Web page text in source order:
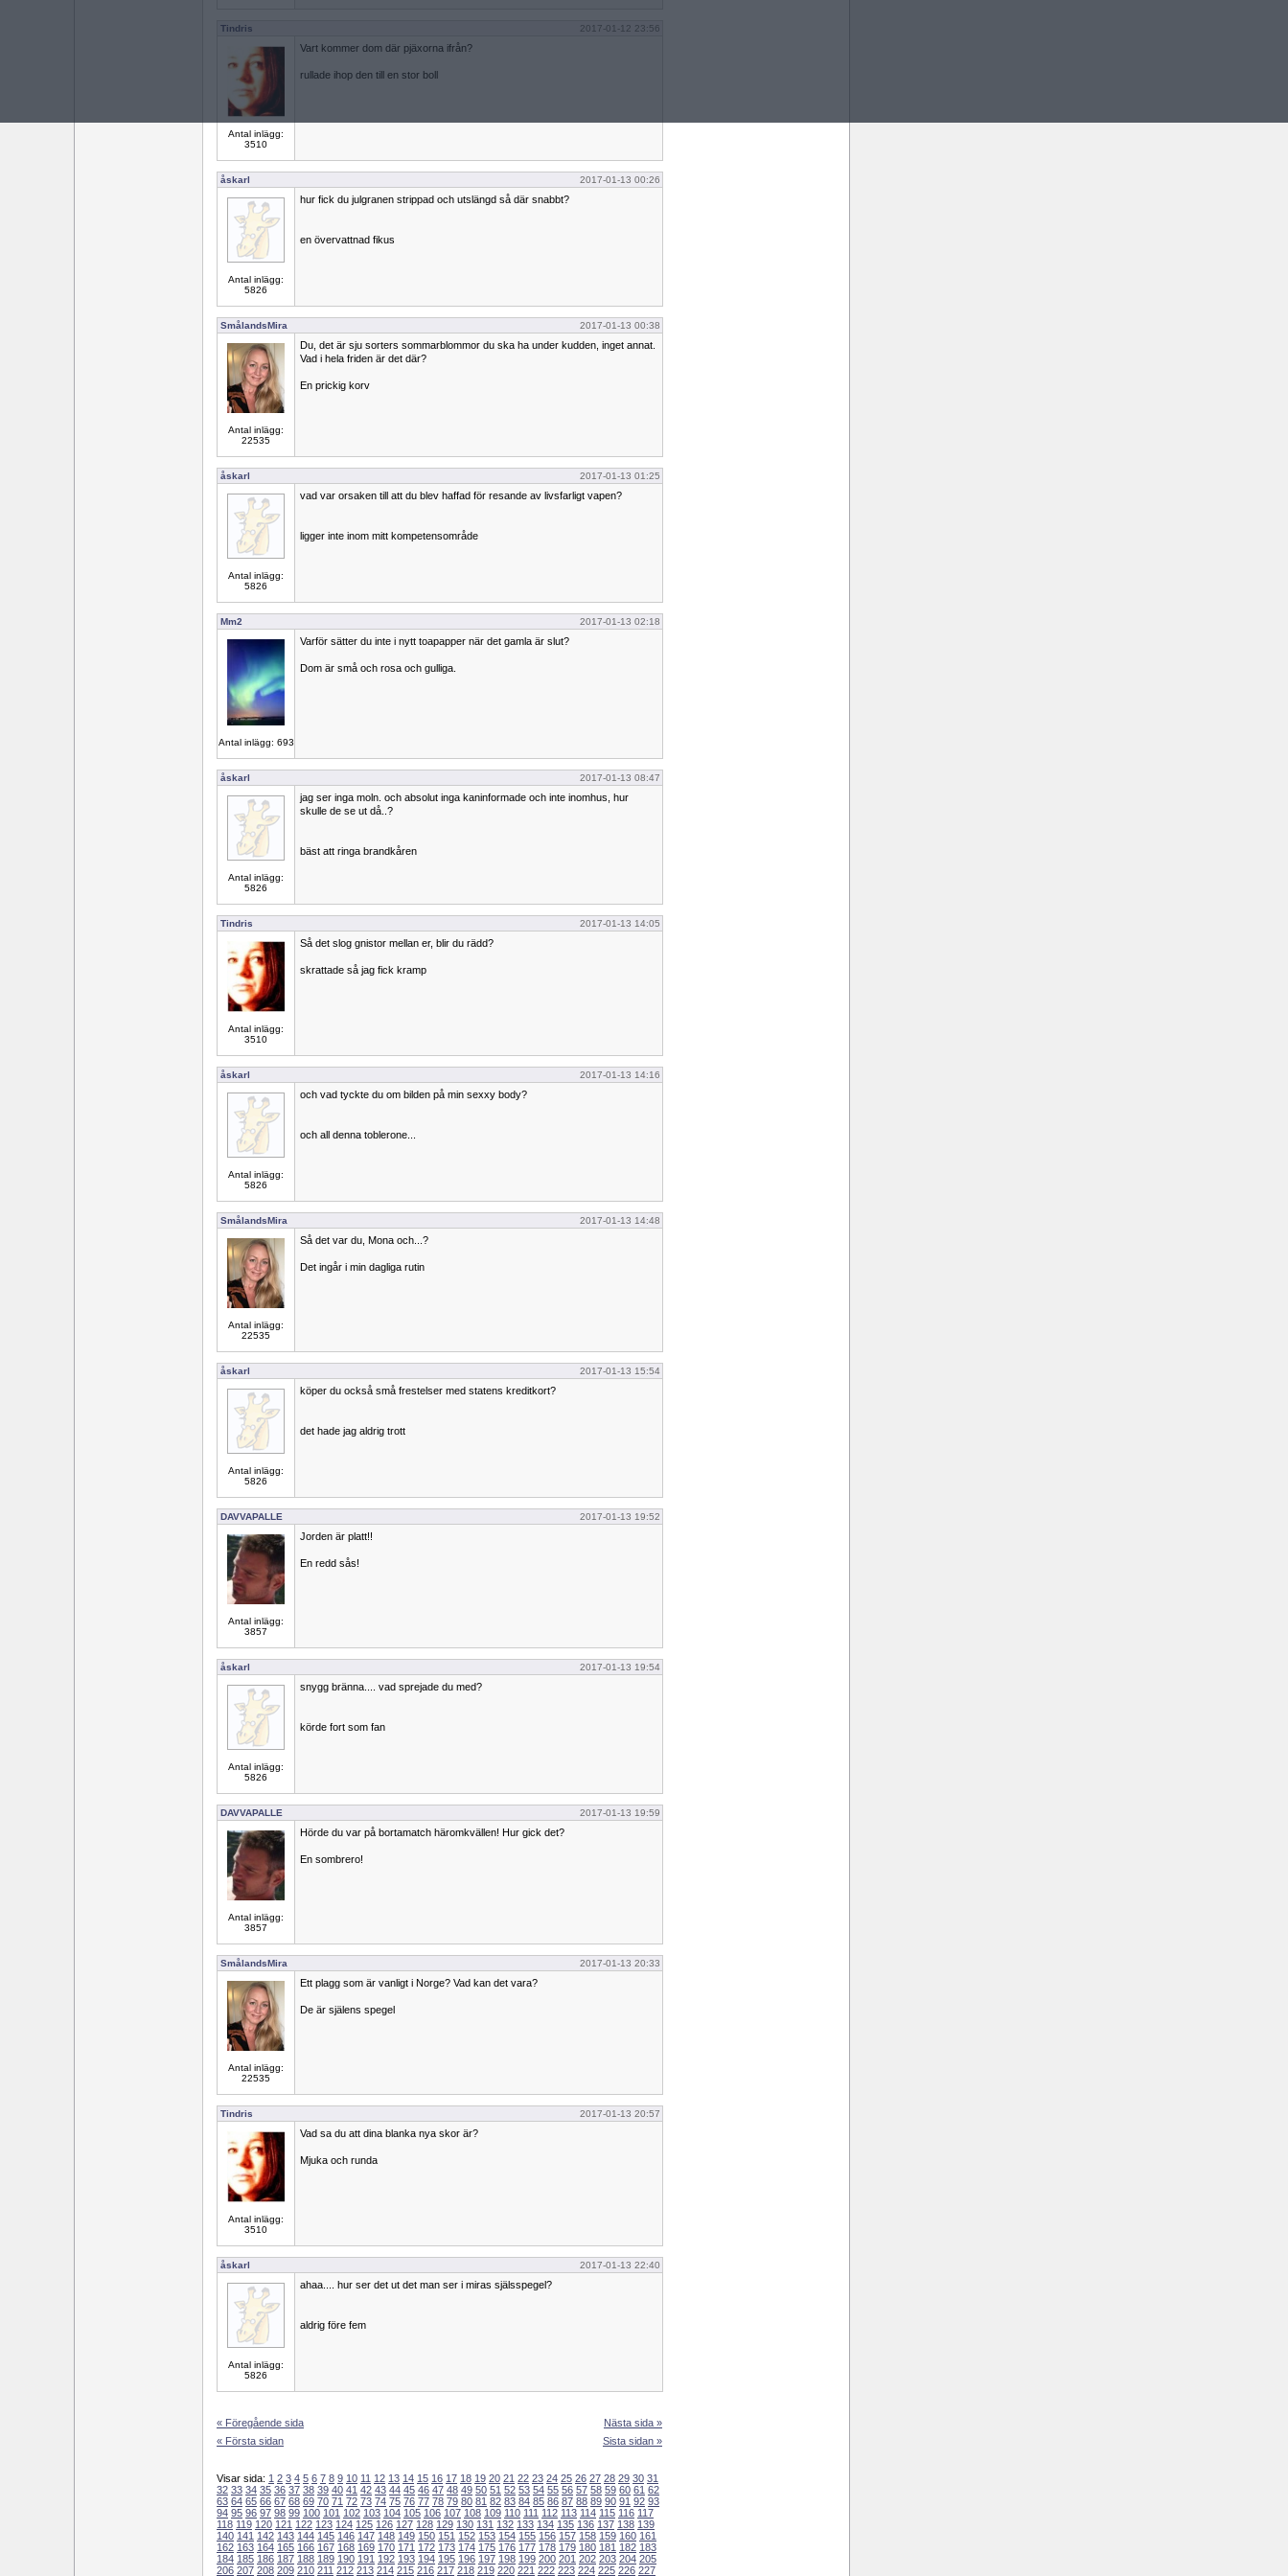
Tindris 2017-01-12 23:56
Antal inlägg:
3510
Vart kommer dom där pjäxorna ifrån?
rullade ihop den till en stor boll
åskarl 2017-01-13 00:26
Antal inlägg:
5826
hur fick du julgranen strippad och utslängd så där snabbt?
en övervattnad fikus
SmålandsMira 2017-01-13 00:38
Antal inlägg:
22535
Du, det är sju sorters sommarblommor du ska ha under kudden, inget annat.
Vad i hela friden är det där?
En prickig korv
åskarl 2017-01-13 01:25
Antal inlägg:
5826
vad var orsaken till att du blev haffad för resande av livsfarligt vapen?
ligger inte inom mitt kompetensområde
Mm2 2017-01-13 02:18
Antal inlägg: 693
Varför sätter du inte i nytt toapapper när det gamla är slut?
Dom är små och rosa och gulliga.
åskarl 2017-01-13 08:47
Antal inlägg:
5826
jag ser inga moln. och absolut inga kaninformade och inte inomhus, hur
skulle de se ut då..?
bäst att ringa brandkåren
Tindris 2017-01-13 14:05
Antal inlägg:
3510
Så det slog gnistor mellan er, blir du rädd?
skrattade så jag fick kramp
åskarl 2017-01-13 14:16
Antal inlägg:
5826
och vad tyckte du om bilden på min sexxy body?
och all denna toblerone...
SmålandsMira 2017-01-13 14:48
Antal inlägg:
22535
Så det var du, Mona och...?
Det ingår i min dagliga rutin
åskarl 2017-01-13 15:54
Antal inlägg:
5826
köper du också små frestelser med statens kreditkort?
det hade jag aldrig trott
DAVVAPALLE 2017-01-13 19:52
Antal inlägg:
3857
Jorden är platt!!
En redd sås!
åskarl 2017-01-13 19:54
Antal inlägg:
5826
snygg bränna.... vad sprejade du med?
körde fort som fan
DAVVAPALLE 2017-01-13 19:59
Antal inlägg:
3857
Hörde du var på bortamatch häromkvällen! Hur gick det?
En sombrero!
SmålandsMira 2017-01-13 20:33
Antal inlägg:
22535
Ett plagg som är vanligt i Norge? Vad kan det vara?
De är själens spegel
Tindris 2017-01-13 20:57
Antal inlägg:
3510
Vad sa du att dina blanka nya skor är?
Mjuka och runda
åskarl 2017-01-13 22:40
Antal inlägg:
5826
ahaa.... hur ser det ut det man ser i miras själsspegel?
aldrig före fem
« Föregående sida
« Första sidan
Nästa sida »
Sista sidan »
Visar sida: 1 2 3 4 5 6 7 8 9 10 11 12 13 14 15 16 17 18 19 20 21 22 23 24 25 26 27 28 29 30 31
32 33 34 35 36 37 38 39 40 41 42 43 44 45 46 47 48 49 50 51 52 53 54 55 56 57 58 59 60 61 62
63 64 65 66 67 68 69 70 71 72 73 74 75 76 77 78 79 80 81 82 83 84 85 86 87 88 89 90 91 92 93
94 95 96 97 98 99 100 101 102 103 104 105 106 107 108 109 110 111 112 113 114 115 116 117
118 119 120 121 122 123 124 125 126 127 128 129 130 131 132 133 134 135 136 137 138 139
140 141 142 143 144 145 146 147 148 149 150 151 152 153 154 155 156 157 158 159 160 161
162 163 164 165 166 167 168 169 170 171 172 173 174 175 176 177 178 179 180 181 182 183
184 185 186 187 188 189 190 191 192 193 194 195 196 197 198 199 200 201 202 203 204 205
206 207 208 209 210 211 212 213 214 215 216 217 218 219 220 221 222 223 224 225 226 227